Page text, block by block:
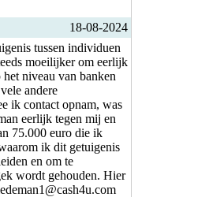
18-08-2024
tussen individuen
moeilijker om eerlijk
niveau van banken
andere
ik contact opnam, was
eerlijk tegen mij en
75.000 euro die ik
ik dit getuigenis
en om te
wordt gehouden. Hier